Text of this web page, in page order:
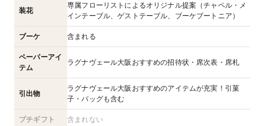
装花
専属フローリストによるオリジナル提案（チャペル・メ
インテーブル、ゲストテーブル、ブーケブートニア）
ブーケ 含まれる
ペーパーアイ
テム
ラグナヴェール大阪おすすめの招待状・席次表・席札
引出物
ラグナヴェール大阪おすすめのアイテムが充実！引菓
子・バッグも含む
プチギフト 含まれない